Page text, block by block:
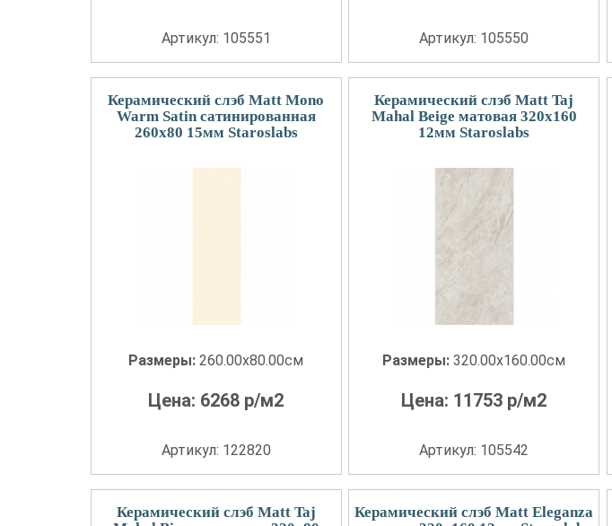
Артикул: 105551 Артикул: 105550
Керамический слэб Matt Mono
Warm Satin сатинированная
260x80 15мм Staroslabs
Размеры:260.00x80.00см
Цена: 6268 р/м2
Артикул: 122820
Керамический слэб Matt Taj
Mahal Beige матовая 320x160
12мм Staroslabs
Размеры:320.00x160.00см
Цена: 11753 р/м2
Артикул: 105542
Керамический слэб Matt Taj
Керамический слэб Matt Eleganza